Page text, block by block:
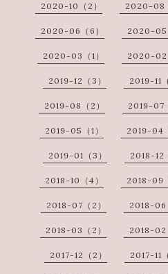
2020-10（2） 2020-08
2020-06（6） 2020-05
2020-03（1） 2020-02
2019-12（3） 2019-11
2019-08（2） 2019-07
2019-05（1） 2019-04
2019-01（3） 2018-12
2018-10（4） 2018-09
2018-07（2） 2018-06
2018-03（2） 2018-02
2017-12（2） 2017-11